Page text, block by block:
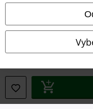
Právní informace
Podmínky